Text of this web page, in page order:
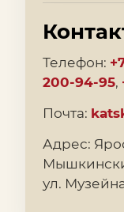
Телефон:
200-94-95,
Почта:
Адрес:
ул.